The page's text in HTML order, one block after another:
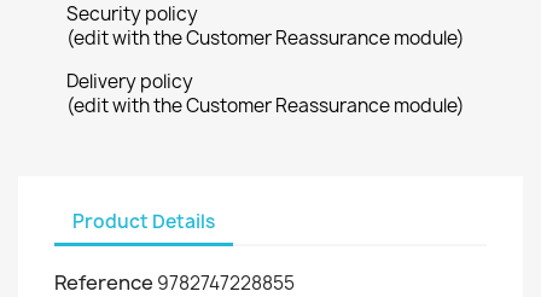
Security policy
(edit with the Customer Reassurance module)
Delivery policy
(edit with the Customer Reassurance module)
Product Details
Reference 9782747228855